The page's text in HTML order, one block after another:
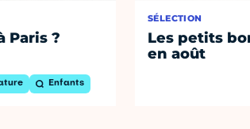
Paris ?
Enfants
SÉLECTION
Les petits
en août